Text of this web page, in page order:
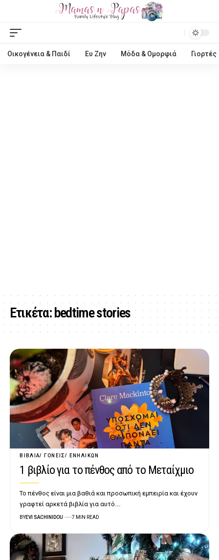
Οικογένεια & Παιδί Ευ Ζην Μόδα & Ομορφιά Γιορτές
Ετικέτα:bedtime stories
ΒΙΒΛΊΑ ΓΟΝΕΊΣ ΕΝΗΛΊΚΩΝ
1 βιβλίο για το πένθος από το Μεταίχμιο
Το πένθος είναι μια βαθιά και προσωπική εμπειρία και έχουν
γραφτεί αρκετά βιβλία για αυτό.…
BYEVI SACHINIDOU 7 MIN READ